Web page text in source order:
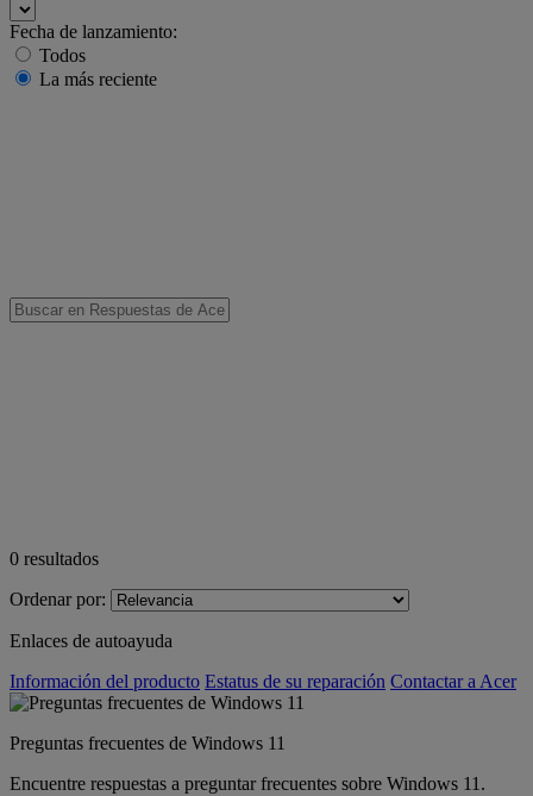
Fecha de lanzamiento:
Todos
La más reciente
0 resultados
Ordenar por:
Enlaces de autoayuda
Información del producto Estatus de su reparación Contactar a Acer
Preguntas frecuentes de Windows 11
Encuentre respuestas a preguntar frecuentes sobre Windows 11.